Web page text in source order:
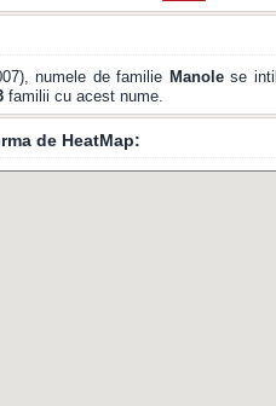
numele de familie Manolese
familii cu acest nume.
de HeatMap: